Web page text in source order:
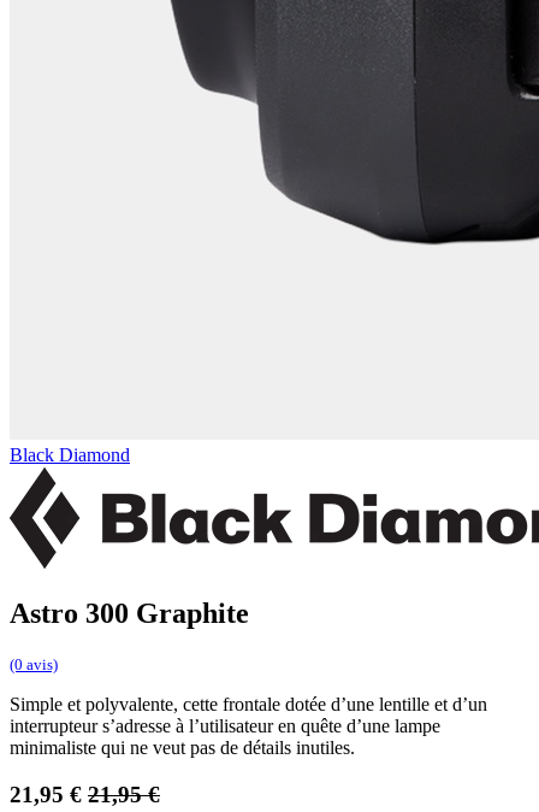
Black Diamond
Astro 300 Graphite
(0 avis)
Simple et polyvalente, cette frontale dotée d’une lentille et d’un
interrupteur s’adresse à l’utilisateur en quête d’une lampe
minimaliste qui ne veut pas de détails inutiles.
21,95 € 21,95€